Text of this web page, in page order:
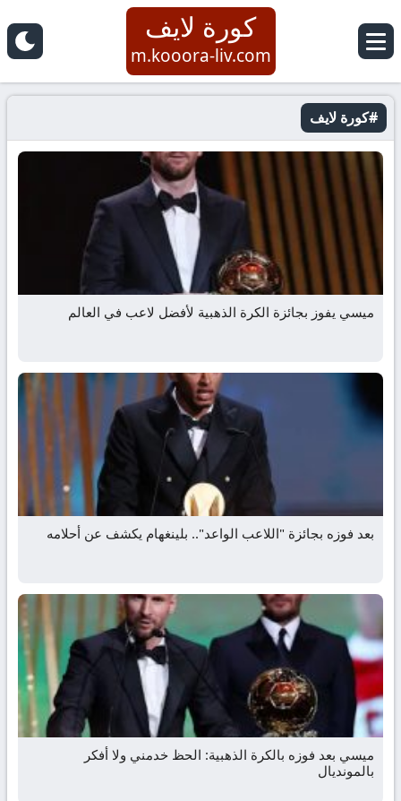
كورة لايف
m.kooora-liv.com
#كورة لايف
ميسي يفوز بجائزة الكرة الذهبية لأفضل لاعب في العالم
بعد فوزه بجائزة "اللاعب الواعد".. بلينغهام يكشف عن أحلامه
ميسي بعد فوزه بالكرة الذهبية: الحظ خدمني ولا أفكر
بالمونديال